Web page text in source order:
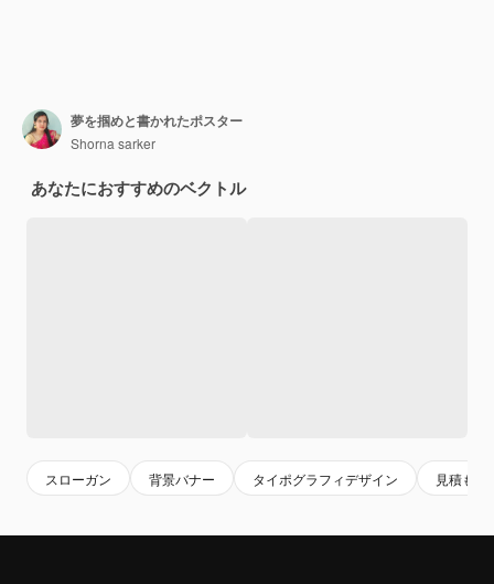
夢を掴めと書かれたポスター
Shorna sarker
あなたにおすすめのベクトル
スローガン 背景バナー タイポグラフィデザイン 見積もり